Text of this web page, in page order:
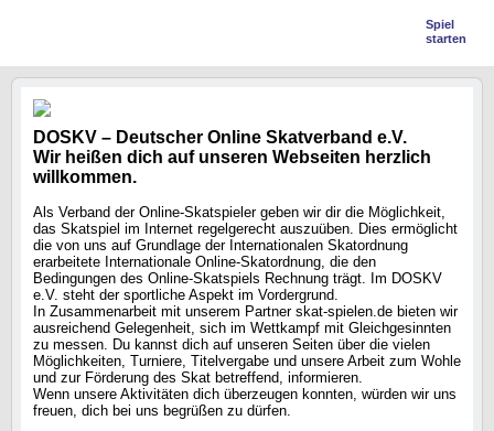
Spiel
starten
DOSKV – Deutscher Online Skatverband e.V.
Wir heißen dich auf unseren Webseiten herzlich
willkommen.
Als Verband der Online-Skatspieler geben wir dir die Möglichkeit,
das Skatspiel im Internet regelgerecht auszuüben. Dies ermöglicht
die von uns auf Grundlage der Internationalen Skatordnung
erarbeitete Internationale Online-Skatordnung, die den
Bedingungen des Online-Skatspiels Rechnung trägt. Im DOSKV
e.V. steht der sportliche Aspekt im Vordergrund.
In Zusammenarbeit mit unserem Partner skat-spielen.de bieten wir
ausreichend Gelegenheit, sich im Wettkampf mit Gleichgesinnten
zu messen. Du kannst dich auf unseren Seiten über die vielen
Möglichkeiten, Turniere, Titelvergabe und unsere Arbeit zum Wohle
und zur Förderung des Skat betreffend, informieren.
Wenn unsere Aktivitäten dich überzeugen konnten, würden wir uns
freuen, dich bei uns begrüßen zu dürfen.